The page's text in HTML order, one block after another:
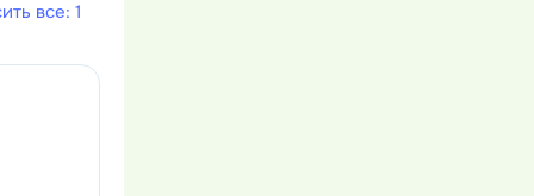
все: 1